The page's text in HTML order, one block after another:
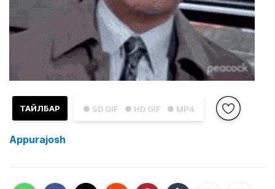
● SD GIF ● HD GIF ● MP4
ТАЙЛБАР
Appurajosh